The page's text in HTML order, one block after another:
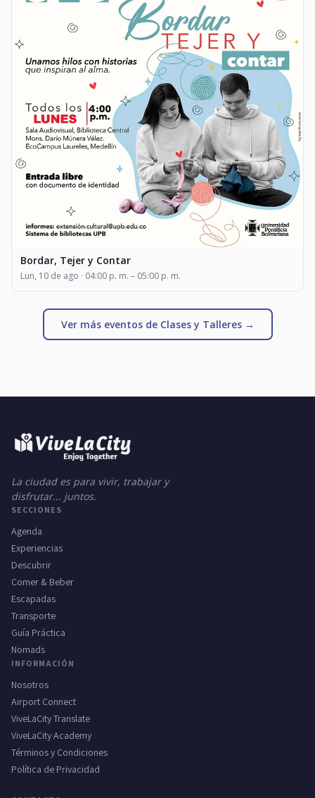
Bordar, Tejer y Contar
Lun, 10 de ago · 04:00 p. m. – 05:00 p. m.
Ver más eventos de Clases y Talleres →
La ciudad es para vivir, trabajar y
disfrutar... juntos.
SECCIONES
Agenda
Experiencias
Descubrir
Comer & Beber
Escapadas
Transporte
Guía Práctica
Nomads
INFORMACIÓN
Nosotros
Airport Connect
ViveLaCity Translate
ViveLaCity Academy
Términos y Condiciones
Política de Privacidad